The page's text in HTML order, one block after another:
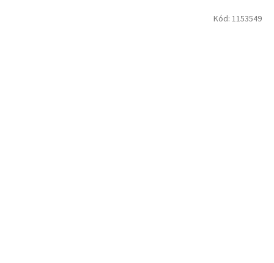
Kód: 1153549